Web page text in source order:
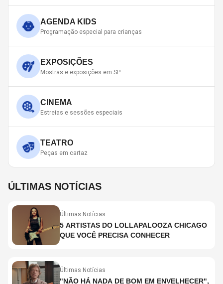
AGENDA KIDS
Programação especial para crianças
EXPOSIÇÕES
Mostras e exposições em SP
CINEMA
Estreias e sessões especiais
TEATRO
Peças em cartaz
ÚLTIMAS NOTÍCIAS
Últimas Notícias
5 ARTISTAS DO LOLLAPALOOZA CHICAGO
QUE VOCÊ PRECISA CONHECER
Últimas Notícias
"NÃO HÁ NADA DE BOM EM ENVELHECER",